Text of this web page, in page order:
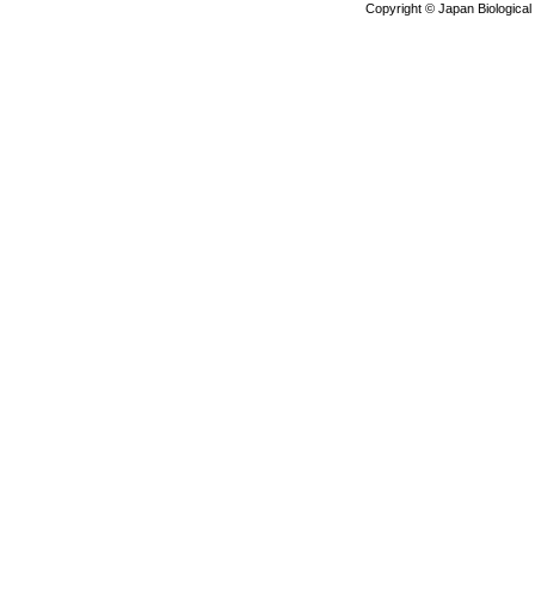
Copyright © Japan